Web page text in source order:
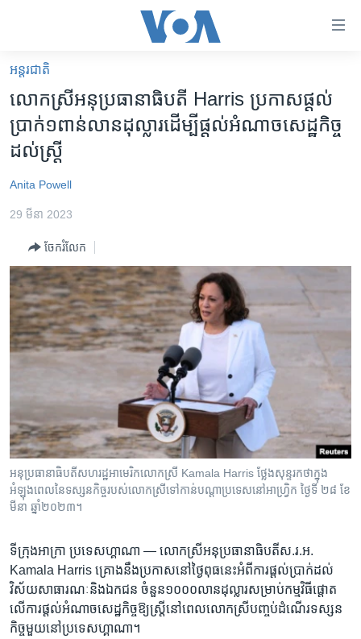
គេហទំព័រ​
ទាក់ទង
និង​
ចូល​
ទំព័រ​
ព័ត៌មាន​​
រំលង​
និង​
ចូល​
ទៅ​
ទំព័រ​
រំលង​
និង​
ចូល​
ទៅ​
កាន់​
ទំព័រ​
អន្តរជាតិ
អាមេរិក
ព្រឹត្តិការណ៍ព័ត៌មាន
ទូរទស្សន៍ / វីដេអូ​
វិទ្យុ / ផតខាសថ៍
កម្មវិធីទាំងអស់
បណ្តាញ​សង្គម
ភាសា
អន្តរជាតិ
លោកស្រី​អនុប្រធានាធិបតី ​Harris ​ប្រកាស​ផ្តល់​
ប្រាក់​១ពាន់​លាន​ដុល្លារ​​ដើម្បី​ផ្តល់​អំណាច​សេដ្ឋកិច្ច​
ដល់​​ស្ត្រី
Anita Powell
29 មីនា 2023
ចែករំលែក
អនុប្រធានាធិបតី​សហរដ្ឋ​អាមេរិក​លោកស្រី Kamala Harris ថ្លែង​សុន្ទរកថា​ក្នុង​
អំឡុងពេល​នៃ​ទស្សនកិច្ច​របស់​លោកស្រី​ទៅ​កាន់​បណ្ដា​ប្រទេស​នៅ​អាហ្វ្រិក ថ្ងៃទី ២៨ ខែ
មីនា ឆ្នាំ២០២៣។
ទីក្រុង​អាក្រា ប្រទេស​ហ្គាណា — លោកស្រីអនុប្រធានាធិបតី​ស.រ.អ.
Kamala Harris ​គ្រោងនឹង​ប្រកាស​នៅ​ថ្ងៃ​ពុធ​នេះ​អំពី​ការផ្តល់​ប្រាក់ដល់​
វិស័យ​សាធារណៈ​និង​ឯកជន ​ចំនួន១០០០​លាន​ដុល្លារ​សម្រាប់​កម្មវិធី​ផ្តោត​
លើ​ការ​ផ្តល់​អំណាច​សេដ្ឋកិច្ច​ឱ្យ​ស្ត្រី​នៅ​ពេល​លោកស្រី​បញ្ចប់​ដំណើរ​ទស្សន
កិច្ច​មួយ​នៅ​ប្រទេស​ហ្គាណា។